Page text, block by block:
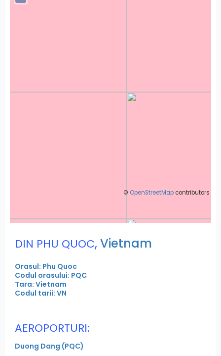
© OpenStreetMap contributors
DIN PHU QUOC, Vietnam
Orasul: Phu Quoc
Codul orasului: PQC
Tara: Vietnam
Codul tarii: VN
AEROPORTURI:
Duong Dang (PQC)